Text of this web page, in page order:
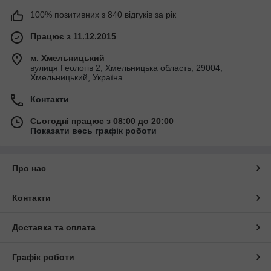
100% позитивних з 840 відгуків за рік
Працює з 11.12.2015
м. Хмельницький
вулиця Геологів 2, Хмельницька область, 29004,
Хмельницький, Україна
Контакти
Сьогодні працює з 08:00 до 20:00
Показати весь графік роботи
Про нас
Контакти
Доставка та оплата
Графік роботи